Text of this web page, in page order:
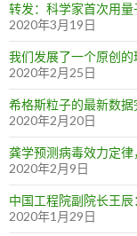
转发：科学家首次用
2020年3月19日
我们发展了一个原创
2020年2月25日
希格斯粒子的最新数
2020年2月20日
龚学预测病毒效力定
2020年2月9日
中国工程院副院长王
2020年1月29日